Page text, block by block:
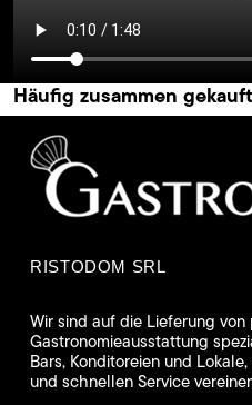
Häufig zusammen gekauft
RISTODOM SRL
Wir sind auf die Lieferung
Gastronomieausstattung
Bars, Konditoreien und
und schnellen Service